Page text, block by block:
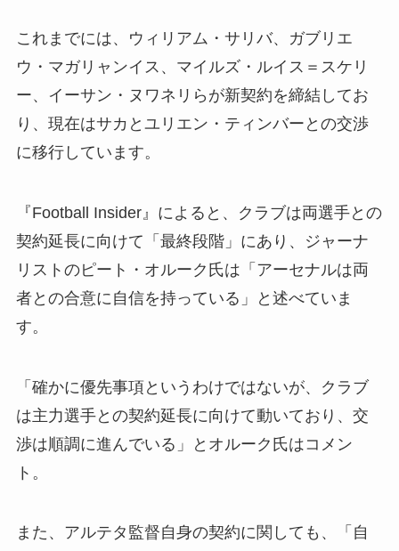
これまでには、ウィリアム・サリバ、ガブリエ
ウ・マガリャンイス、マイルズ・ルイス＝スケリ
ー、イーサン・ヌワネリらが新契約を締結してお
り、現在はサカとユリエン・ティンバーとの交渉
に移行しています。
『Football Insider』によると、クラブは両選手との
契約延長に向けて「最終段階」にあり、ジャーナ
リストのピート・オルーク氏は「アーセナルは両
者との合意に自信を持っている」と述べていま
す。
「確かに優先事項というわけではないが、クラブ
は主力選手との契約延長に向けて動いており、交
渉は順調に進んでいる」とオルーク氏はコメン
ト。
また、アルテタ監督自身の契約に関しても、「自